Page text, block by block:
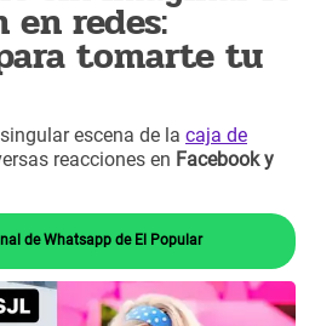
redes:
tomarte tu
escena de la caja de
reacciones en Facebook y
de Whatsapp de El Popular